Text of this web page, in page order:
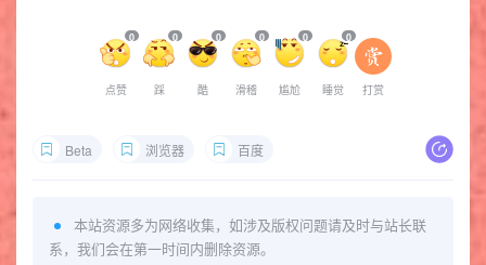
0
点赞
0
踩
0
酷
0
滑稽
0
尴尬
0
睡觉 打赏
Beta 浏览器 百度
本站资源多为网络收集，如涉及版权问题请及时与站长联
系，我们会在第一时间内删除资源。